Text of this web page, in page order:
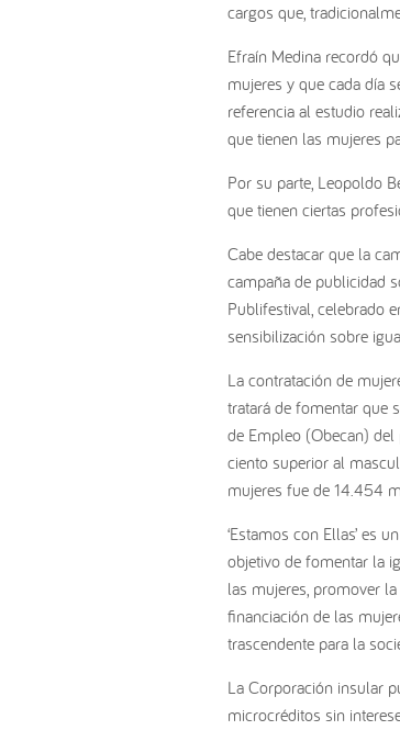
cargos que,
Efraín Medina recordó
mujeres y que cada día
referencia al estudio
que tienen las mujeres
Por su parte, Leopoldo
que tienen ciertas
Cabe destacar que la
campaña de publicidad
Publifestival, celebrado
sensibilización sobre
La contratación de
tratará de fomentar que
de Empleo (Obecan)
ciento superior al
mujeres fue de 14.454
‘Estamos con Ellas’ es
objetivo de fomentar la
las mujeres, promover
financiación de las
trascendente para la
La Corporación insular
microcréditos sin